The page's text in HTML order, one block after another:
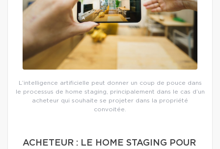
L’intelligence artificielle peut donner un coup de pouce dans
le processus de home staging, principalement dans le cas d’un
acheteur qui souhaite se projeter dans la propriété
convoitée.
ACHETEUR : LE HOME STAGING POUR